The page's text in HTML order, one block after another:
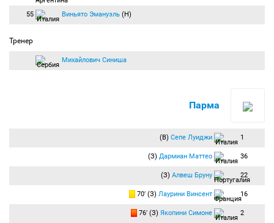
55 Виньято Эмануэль (Н)
Тренер
Михайлович Синиша
Парма
(В) Сепе Луиджи 1
(З) Дармиан Маттео 36
(З) Алвеш Бруну 22
70′ (З) Лаурини Винсент 16
76′ (З) Якопини Симоне 2